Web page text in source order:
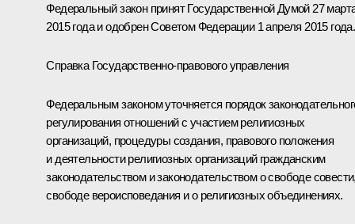
Федеральный закон принят Государственной Думой 27
2015 года и одобрен Советом Федерации 1 апреля 2015 года.
Справка Государственно-правового управления
Федеральным законом уточняется порядок
регулирования отношений с участием религиозных
организаций, процедуры создания, правового положения
и деятельности религиозных организаций гражданским
законодательством и законодательством о свободе
свободе вероисповедания и о религиозных объединениях.